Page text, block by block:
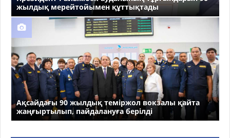
жылдық мерейтойымен құттықтады
Ақсайдағы 90 жылдық теміржол вокзалы қайта
жаңғыртылып, пайдалануға берілді